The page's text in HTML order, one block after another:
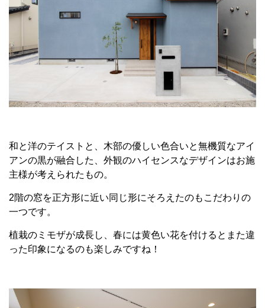
和と洋のテイストと、木部の優しい色合いと無機質なアイ
アンの黒が融合した、外観のハイセンスなデザインはお施
主様が考えられたもの。
2階の窓を正方形に近い同じ形にそろえたのもこだわりの
一つです。
植栽のミモザが成長し、春には黄色い花を付けるとまた違
った印象になるのも楽しみですね！